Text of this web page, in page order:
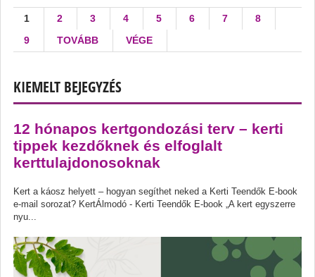
1 2 3 4 5 6 7
8
9
TOVÁBB VÉGE
KIEMELT BEJEGYZÉS
12 hónapos kertgondozási terv – kerti
tippek kezdőknek és elfoglalt
kerttulajdonosoknak
Kert a káosz helyett – hogyan segíthet neked a Kerti Teendők E-book
e-mail sorozat? KertÁlmodó - Kerti Teendők E-book „A kert egyszerre
nyu...